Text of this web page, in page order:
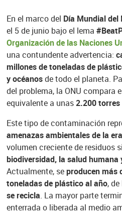
En el marco del Día Mundial del
el 5 de junio bajo el lema
Organización de las Naciones
una contundente advertencia:
millones de toneladas de
y océanosde todo el planeta.
del problema, la ONU compara
equivalente a unas2.200 torres
Este tipo de contaminación
amenazas ambientales de la
volumen creciente de residuos
biodiversidad, la salud
Actualmente, seproducen más
toneladas de plástico al año,
se recicla. La mayor parte
enterrada o liberada al medio